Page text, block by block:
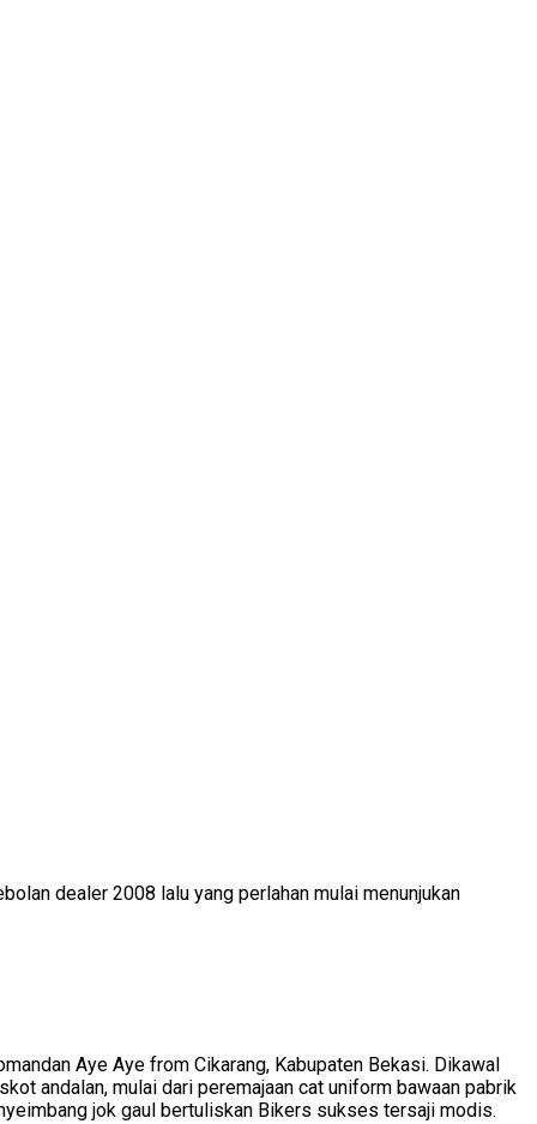
dealer 2008 lalu yang perlahan mulai menunjukan
Aye Aye from Cikarang, Kabupaten Bekasi. Dikawal
andalan, mulai dari peremajaan cat uniform bawaan pabrik
jok gaul bertuliskan Bikers sukses tersaji modis.